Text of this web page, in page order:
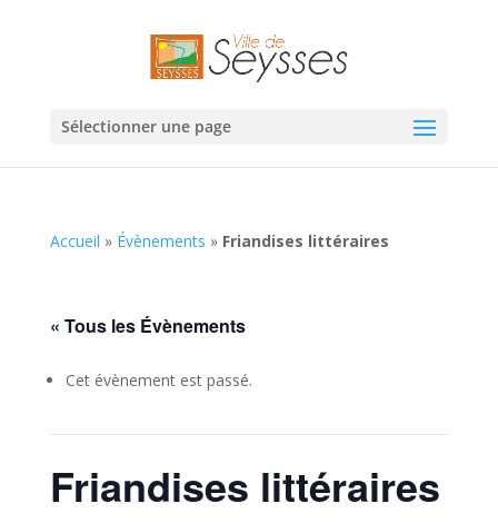
Sélectionner une page
Accueil » Évènements » Friandises littéraires
« Tous les Évènements
Cet évènement est passé.
Friandises littéraires